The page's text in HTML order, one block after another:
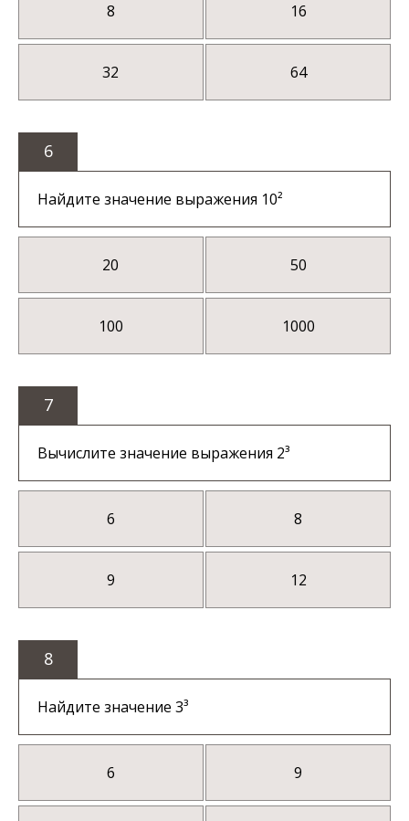
8 16
32 64
6
Найдите значение выражения 10²
20 50
100 1000
7
Вычислите значение выражения 2³
6 8
9 12
8
Найдите значение 3³
6 9